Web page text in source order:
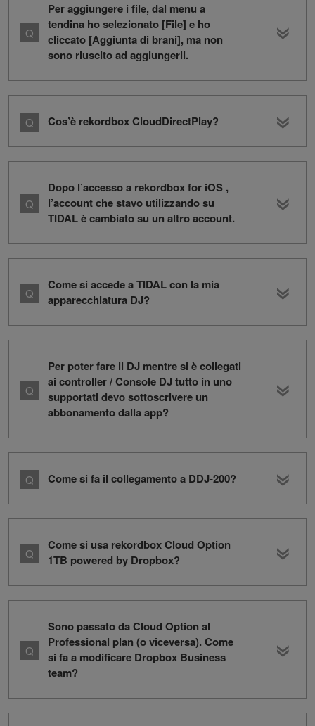
Per aggiungere i file, dal menu a
tendina ho selezionato [File] e ho
cliccato [Aggiunta di brani], ma non
sono riuscito ad aggiungerli.
Cos’è rekordbox CloudDirectPlay?
Dopo l’accesso a rekordbox for iOS ,
l’account che stavo utilizzando su
TIDAL è cambiato su un altro account.
Come si accede a TIDAL con la mia
apparecchiatura DJ?
Per poter fare il DJ mentre si è collegati
ai controller / Console DJ tutto in uno
supportati devo sottoscrivere un
abbonamento dalla app?
Come si fa il collegamento a DDJ-200?
Come si usa rekordbox Cloud Option
1TB powered by Dropbox?
Sono passato da Cloud Option al
Professional plan (o viceversa). Come
si fa a modificare Dropbox Business
team?